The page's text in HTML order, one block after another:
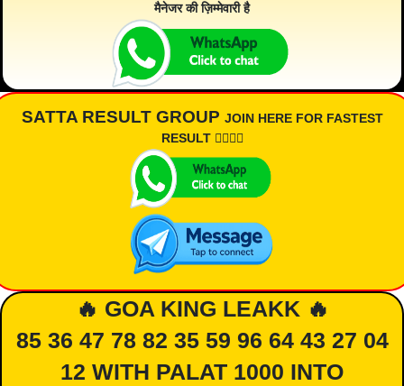
मैनेजर की ज़िम्मेवारी है
SATTA RESULT GROUP JOIN HERE FOR FASTEST
RESULT 👇🏾👇🏾
🔥 GOA KING LEAKK 🔥
85 36 47 78 82 35 59 96 64 43 27 04
12 WITH PALAT 1000 INTO